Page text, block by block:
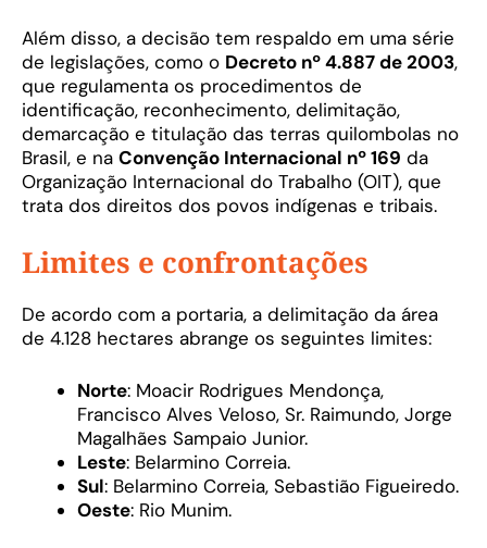
Além disso, a decisão tem respaldo em uma série
de legislações, como o Decreto nº 4.887 de 2003,
que regulamenta os procedimentos de
identificação, reconhecimento, delimitação,
demarcação e titulação das terras quilombolas no
Brasil, e na Convenção Internacional nº 169 da
Organização Internacional do Trabalho (OIT), que
trata dos direitos dos povos indígenas e tribais.
Limites e confrontações
De acordo com a portaria, a delimitação da área
de 4.128 hectares abrange os seguintes limites:
Norte: Moacir Rodrigues Mendonça,
Francisco Alves Veloso, Sr. Raimundo, Jorge
Magalhães Sampaio Junior.
Leste: Belarmino Correia.
Sul: Belarmino Correia, Sebastião Figueiredo.
Oeste: Rio Munim.